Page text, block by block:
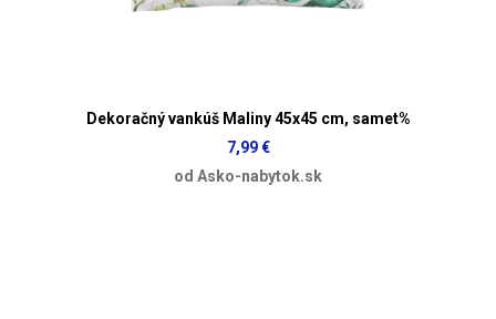
Dekoračný vankúš Maliny 45x45 cm, samet%
7,99 €
od Asko-nabytok.sk